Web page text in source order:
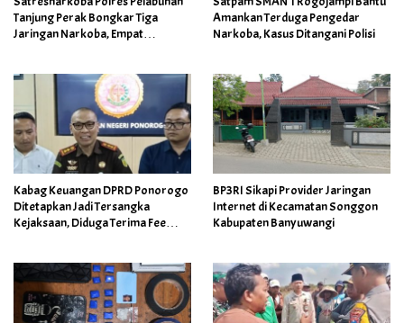
Tanjung Perak Bongkar Tiga
Jaringan Narkoba, Empat
Amankan Terduga Pengedar
Narkoba, Kasus Ditangani Polisi
Kabag Keuangan DPRD Ponorogo
Ditetapkan Jadi Tersangka
Kejaksaan, Diduga Terima Fee
BP3RI Sikapi Provider Jaringan
Internet di Kecamatan Songgon
Kabupaten Banyuwangi